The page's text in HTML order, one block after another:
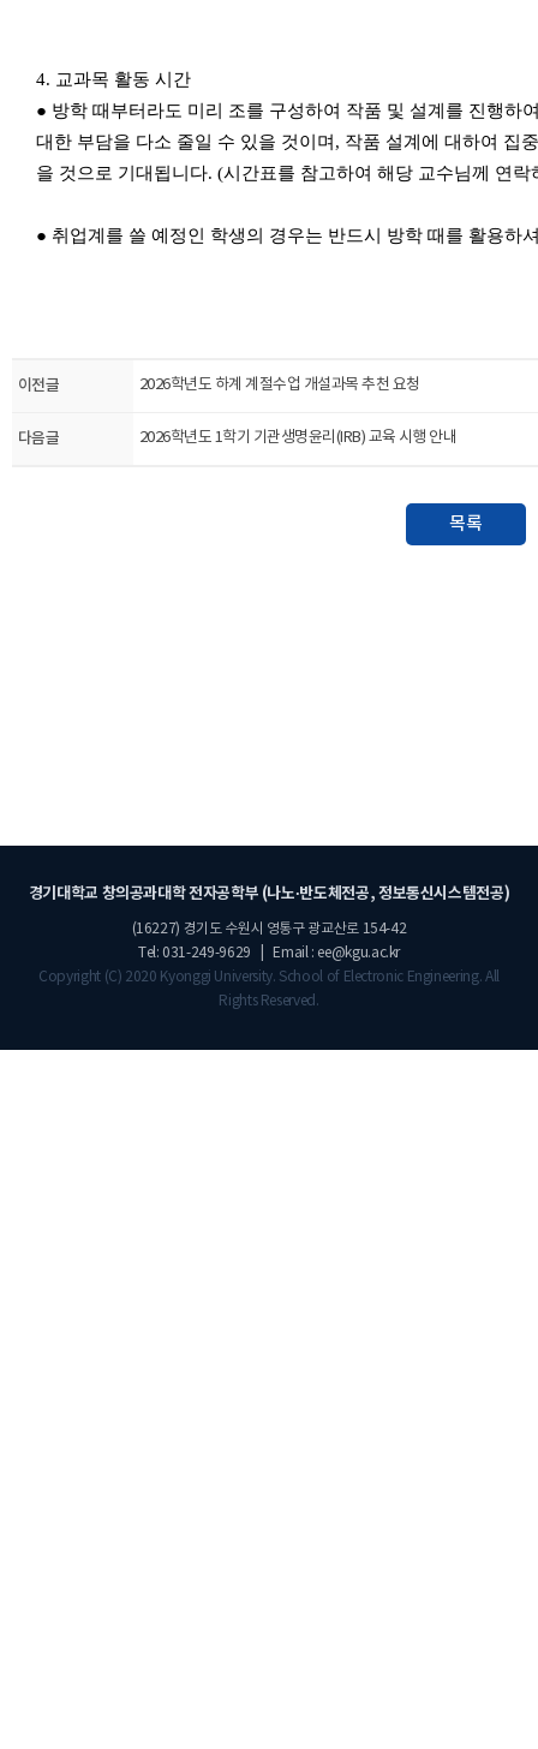
4. 교과목 활동 시간
● 방학 때부터라도 미리 조를 구성하여 작품 및 설계를 진행하
대한 부담을 다소 줄일 수 있을 것이며, 작품 설계에 대하여 집
을 것으로 기대됩니다. (시간표를 참고하여 해당 교수님께 연락
● 취업계를 쓸 예정인 학생의 경우는 반드시 방학 때를 활용하
이전글 2026학년도 하계 계절수업 개설과목 추천 요청
다음글 2026학년도 1학기 기관생명윤리(IRB) 교육 시행 안내
목록
경기대학교 창의공과대학 전자공학부 (나노·반도체전공, 정보통신시스템전공)
(16227) 경기도 수원시 영통구 광교산로 154-42
Tel: 031-249-9629 | Email : ee@kgu.ac.kr
Copyright (C) 2020 Kyonggi University. School of Electronic Engineering. All
Rights Reserved.